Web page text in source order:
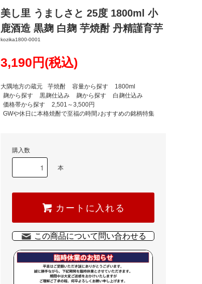
美し里 うましさと 25度 1800ml 小
鹿酒造 黒麹 白麹 芋焼酎 丹精謹育芋
kozika1800-0001
3,190円(税込)
大隅地方の蔵元 芋焼酎 容量から探す
1800ml
麹から探す
黒麹仕込み 麹から探す
白麹仕込み
価格帯から探す
2,501～3,500円
GWや休日に本格焼酎で至福の時間♪おすすめの銘柄特集
購入数
本
カートに入れる
この商品について問い合わせる